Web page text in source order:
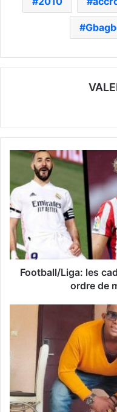
Football/Liga: les
ordre de